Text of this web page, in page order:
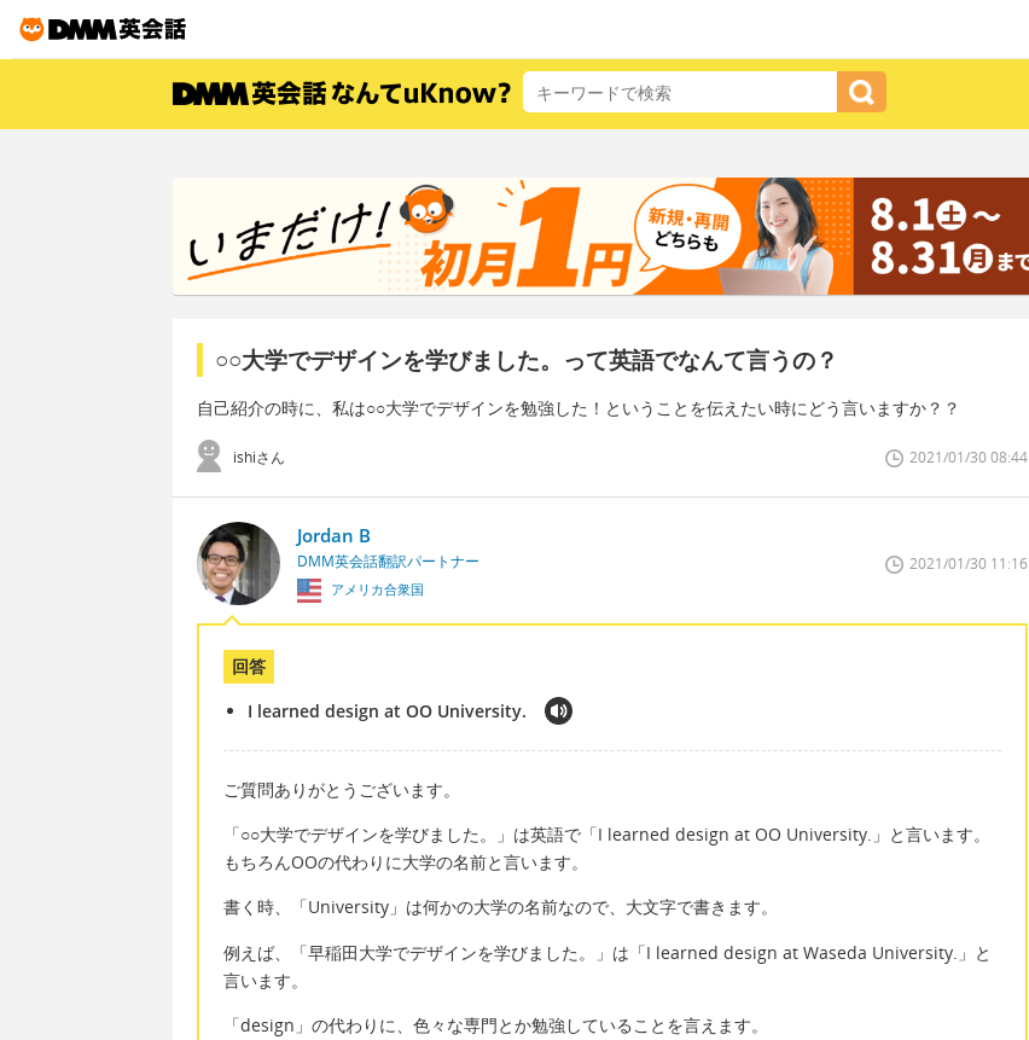
○○大学でデザインを学びました。って英語でなんて言うの？
自己紹介の時に、私は○○大学でデザインを勉強した！ということを伝えたい時にどう言いますか？？
ishiさん 2021/01/30 08:44
Jordan B
DMM英会話翻訳パートナー
アメリカ合衆国
2021/01/30 11:16
回答
I learned design at OO University.
ご質問ありがとうございます。
「○○大学でデザインを学びました。」は英語で「I learned design at OO University.」と言います。
もちろんOOの代わりに大学の名前と言います。
書く時、「University」は何かの大学の名前なので、大文字で書きます。
例えば、「早稲田大学でデザインを学びました。」は「I learned design at Waseda University.」と
言います。
「design」の代わりに、色々な専門とか勉強していることを言えます。